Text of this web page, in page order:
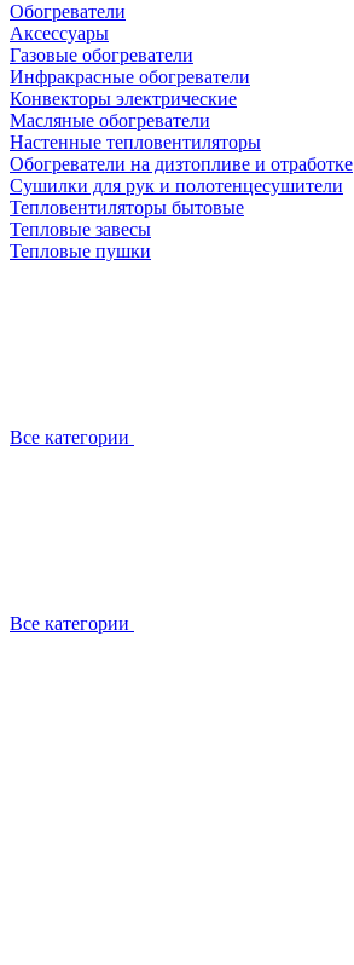
Обогреватели
Аксессуары
Газовые обогреватели
Инфракрасные обогреватели
Конвекторы электрические
Масляные обогреватели
Настенные тепловентиляторы
Обогреватели на дизтопливе и отработке
Сушилки для рук и полотенцесушители
Тепловентиляторы бытовые
Тепловые завесы
Тепловые пушки
Все категории
Все категории